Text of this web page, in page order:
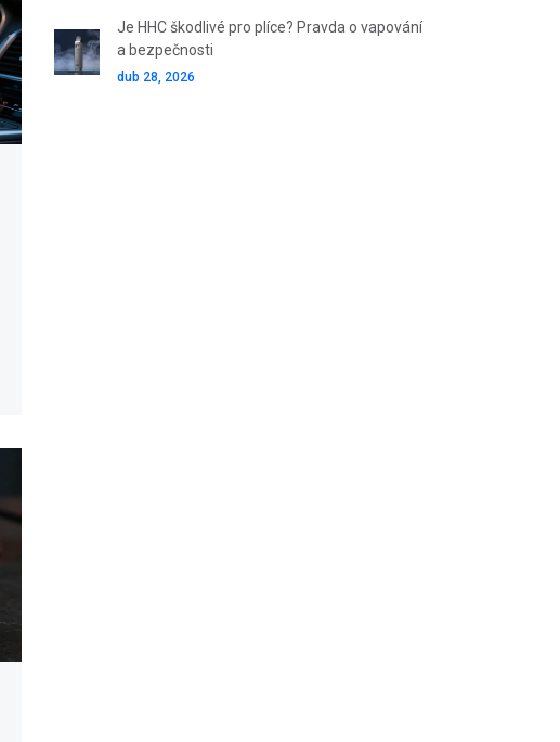
Je HHC škodlivé pro plíce? Pravda o vapování
a bezpečnosti
dub 28, 2026